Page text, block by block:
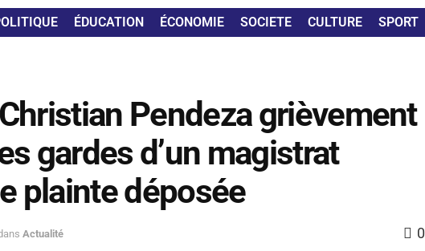
ÉDUCATION ÉCONOMIE SOCIETE CULTURE SPORT
Pendeza grièvement
gardes d’un magistrat
plainte déposée
Actualité 0